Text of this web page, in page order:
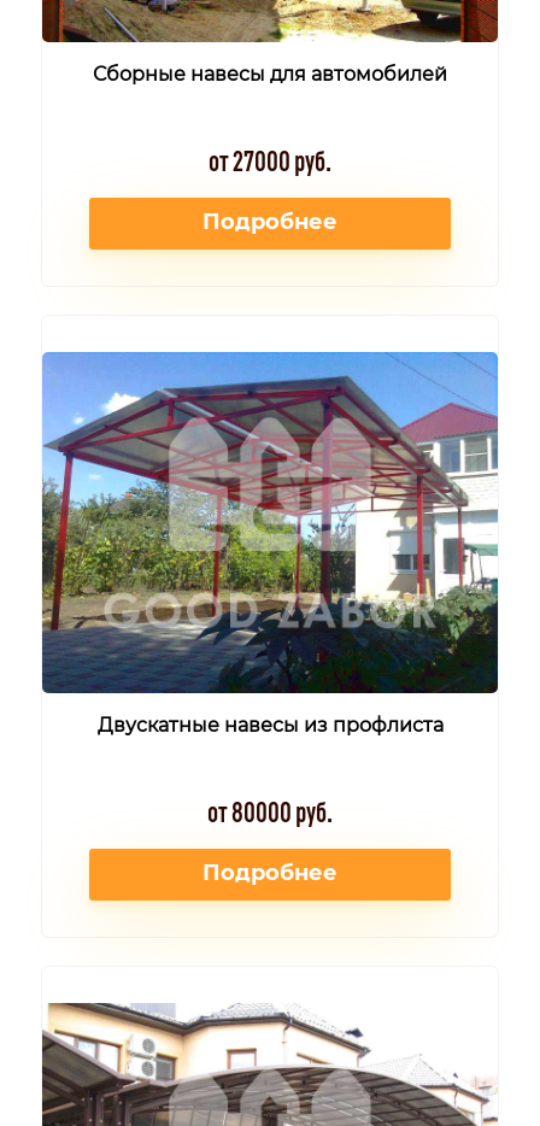
Сборные навесы для автомобилей
от 27000 руб.
Подробнее
Двускатные навесы из профлиста
от 80000 руб.
Подробнее